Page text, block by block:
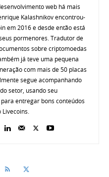
web há mais
Kalashnikov encontrou-
em 2016 e desde então está
pormenores. Tradutor de
sobre criptomoedas
já teve uma pequena
com mais de 50 placas
segue acompanhando
setor, usando seu
entregar bons conteúdos